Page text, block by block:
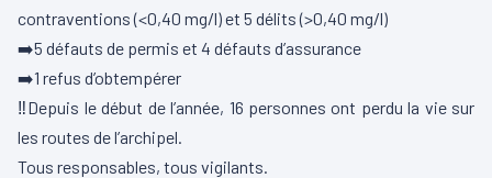
contraventions (<0,40 mg/l) et 5 délits (>0,40 mg/l)
➡️5 défauts de permis et 4 défauts d’assurance
➡️1 refus d’obtempérer
‼️Depuis le début de l’année, 16 personnes ont perdu la vie sur
les routes de l’archipel.
Tous responsables, tous vigilants.